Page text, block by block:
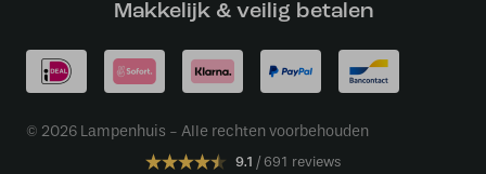
Makkelijk & veilig betalen
© 2026 Lampenhuis - Alle rechten voorbehouden
9.1 691 reviews